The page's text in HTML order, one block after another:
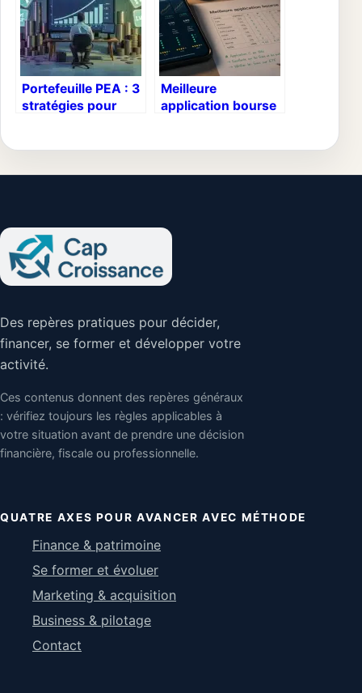
Portefeuille PEA : 3
stratégies pour
Meilleure
application bourse
maximiser vos
Des repères pratiques pour décider,
financer, se former et développer votre
activité.
Ces contenus donnent des repères généraux
: vérifiez toujours les règles applicables à
votre situation avant de prendre une décision
financière, fiscale ou professionnelle.
QUATRE AXES POUR AVANCER AVEC MÉTHODE
Finance & patrimoine
Se former et évoluer
Marketing & acquisition
Business & pilotage
Contact